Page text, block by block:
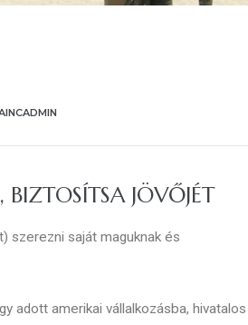
BIZTOSÍTSA JÖVŐJÉT
szerezni saját maguknak és
adott amerikai vállalkozásba, hivatalos